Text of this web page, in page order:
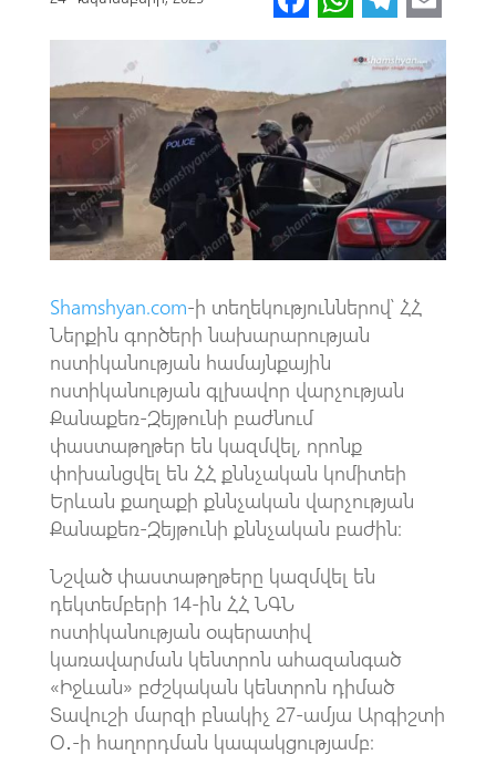
ce
o
o
k
h
at
s
A
p
p
le
gr
a
m
m
ail
Shamshyan.com-ի տեղեկություններով՝ ՀՀ
Ներքին գործերի նախարարության
ոստիկանության համայնքային
ոստիկանության գլխավոր վարչության
Քանաքեռ-Զեյթունի բաժնում
փաստաթղթեր են կազմվել, որոնք
փոխանցվել են ՀՀ քննչական կոմիտեի
Երևան քաղաքի քննչական վարչության
Քանաքեռ-Զեյթունի քննչական բաժին։
Նշված փաստաթղթերը կազմվել են
դեկտեմբերի 14-ին ՀՀ ՆԳՆ
ոստիկանության օպերատիվ
կառավարման կենտրոն ահազանգած
«Իջևան» բժշկական կենտրոն դիմած
Տավուշի մարզի բնակիչ 27-ամյա Արգիշտի
Օ․-ի հաղորդման կապակցությամբ։